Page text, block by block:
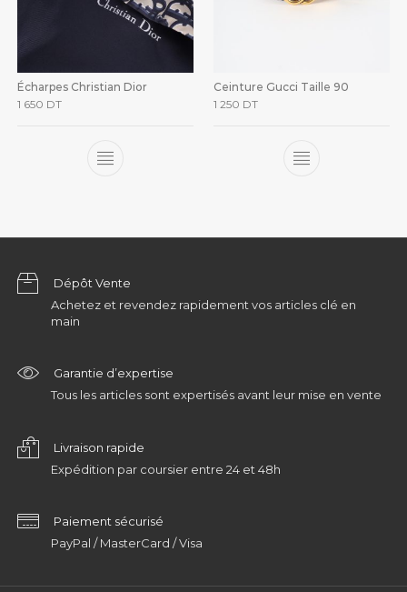
Écharpes Christian Dior
1 650 DT
Ceinture Gucci Taille 90
1 250 DT
Dépôt Vente
Achetez et revendez rapidement vos articles clé en
main
Garantie d’expertise
Tous les articles sont expertisés avant leur mise en vente
Livraison rapide
Expédition par coursier entre 24 et 48h
Paiement sécurisé
PayPal / MasterCard / Visa